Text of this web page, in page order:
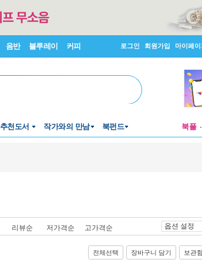
음반 블루레이 커피 로그인 회원가입 마이페이
추천도서 작가와의 만남 북펀드 북플
리뷰순 저가격순 고가격순 옵션 설정
전체선택 장바구니 담기 보관